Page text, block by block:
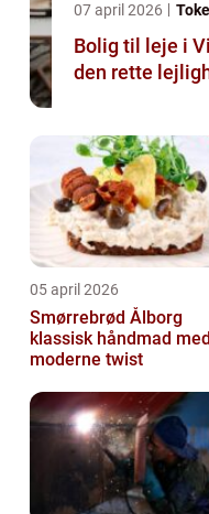
07 april 2026
Bolig til leje i
den rette
05 april 2026
Smørrebrød Ålborg
klassisk håndmad med
moderne twist